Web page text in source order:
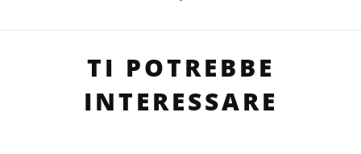
TI POTREBBE
INTERESSARE